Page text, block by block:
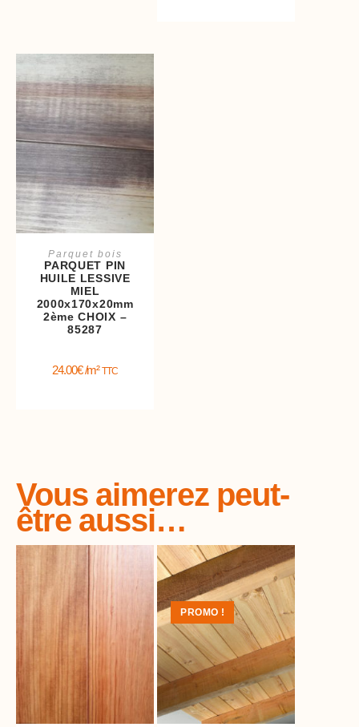
Parquet bois
PARQUET PIN
HUILE LESSIVE
MIEL
2000x170x20mm
2ème CHOIX –
85287
24.00€/m²TTC
Vous aimerez peut-
être aussi…
PROMO !